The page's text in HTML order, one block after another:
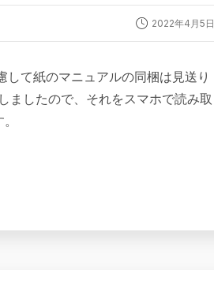
2022年4月5日
て紙のマニュアルの同梱は見送り
ましたので、それをスマホで読み取